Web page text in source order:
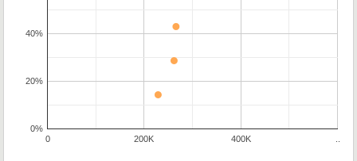
0 200K 400K
0%
20%
40%